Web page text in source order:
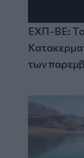
ΕΧΠ-ΒΕ: Το
των